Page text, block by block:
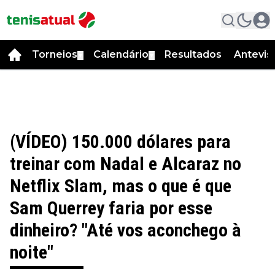
Torneios Calendário Resultados
(VÍDEO) 150.000 dólares para
treinar com Nadal e Alcaraz no
Netflix Slam, mas o que é que
Sam Querrey faria por esse
dinheiro? "Até vos aconchego à
noite"